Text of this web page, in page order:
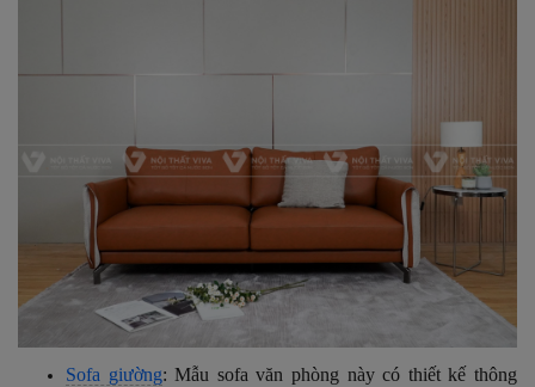
Sofa giường:Mẫu sofa văn phòng này có thiết kế thông